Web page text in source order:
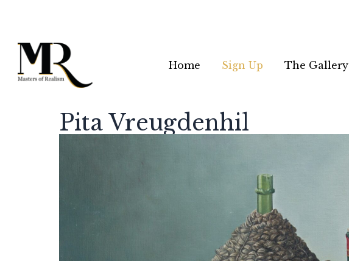
Home Sign Up The Gallery
Pita Vreugdenhil